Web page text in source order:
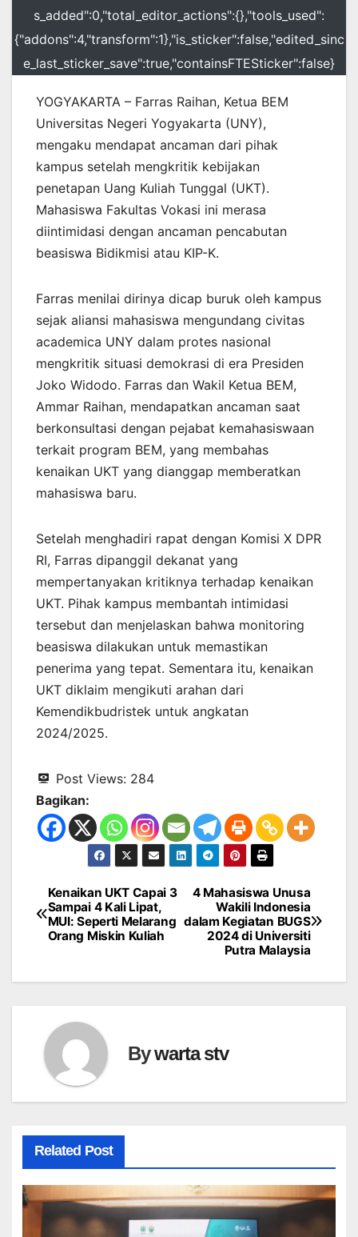
s_added":0,"total_editor_actions":{},"tools_used":
{"addons":4,"transform":1},"is_sticker":false,"edited_sinc
e_last_sticker_save":true,"containsFTESticker":false}
YOGYAKARTA – Farras Raihan, Ketua BEM
Universitas Negeri Yogyakarta (UNY),
mengaku mendapat ancaman dari pihak
kampus setelah mengkritik kebijakan
penetapan Uang Kuliah Tunggal (UKT).
Mahasiswa Fakultas Vokasi ini merasa
diintimidasi dengan ancaman pencabutan
beasiswa Bidikmisi atau KIP-K.
Farras menilai dirinya dicap buruk oleh kampus
sejak aliansi mahasiswa mengundang civitas
academica UNY dalam protes nasional
mengkritik situasi demokrasi di era Presiden
Joko Widodo. Farras dan Wakil Ketua BEM,
Ammar Raihan, mendapatkan ancaman saat
berkonsultasi dengan pejabat kemahasiswaan
terkait program BEM, yang membahas
kenaikan UKT yang dianggap memberatkan
mahasiswa baru.
Setelah menghadiri rapat dengan Komisi X DPR
RI, Farras dipanggil dekanat yang
mempertanyakan kritiknya terhadap kenaikan
UKT. Pihak kampus membantah intimidasi
tersebut dan menjelaskan bahwa monitoring
beasiswa dilakukan untuk memastikan
penerima yang tepat. Sementara itu, kenaikan
UKT diklaim mengikuti arahan dari
Kemendikbudristek untuk angkatan
2024/2025.
Post Views: 284
Bagikan:
Navigasi
pos
4 Mahasiswa Unusa
Wakili Indonesia
dalam Kegiatan BUGS
2024 di Universiti
Putra Malaysia
Kenaikan UKT Capai 3
Sampai 4 Kali Lipat,
MUI: Seperti Melarang
Orang Miskin Kuliah
Bywarta stv
Related Post